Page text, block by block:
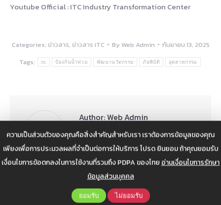
ความเป็นส่วนตัวของคุณคือสิ่งสำคัญสำหรับเรา เราต้องการข้อมูลของคุณ
เพียงเพื่อการประมวลผลที่จำเป็นต่อการให้บริการ โปรด ยินยอม ถ้าคุณยอมรับ
เงื่อนไขการข้อตกลงในการใช้งานที่รวมถึง PDPA ของไทย อ่านเงื่อนไขการรักษา
ข้อมูลส่วนบุคคล
ยอมรับ ไม่ยอมรับ
Youtube Official : ITC Industry Transformation Center
Categories: ข่าวสาร, ข่าวสาร ITC By Web Admin
กันยายน 13, 2025
Tags:
itc ป้องกันน้ำท่วม พัฒนานวัตกรรม ภัยพิบัติ อุตสาหกรรม
Author:Web Admin